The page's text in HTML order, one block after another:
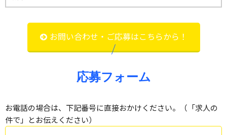
お問い合わせ・ご応募はこちらから！
応募フォーム
お電話の場合は、下記番号に直接おかけください。（「求人の
件で」とお伝えください）